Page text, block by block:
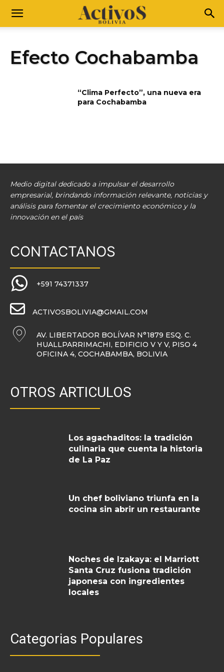
Efecto Cochabamba
“Clima Perfecto”, una nueva era
para Cochabamba
Medio digital dedicado a impulsar el desarrollo
empresarial, brindando información relevante, noticias y
análisis para fomentar el crecimiento económico y la
innovación en el país
CONTACTANOS
+591 74371337
ACTIVOSBOLIVIA@GMAIL.COM
AV. LIBERTADOR BOLÍVAR N°1879 ESQ. C.
HUALLPARRIMACHI, EDIFICIO V Y V, PISO 4
OFICINA 4, COCHABAMBA, BOLIVIA
OTROS ARTICULOS
Los agachaditos: la tradición
culinaria que cuenta la historia
de La Paz
Un chef boliviano triunfa en la
cocina sin abrir un restaurante
Noches de Izakaya: el Marriott
Santa Cruz fusiona tradición
japonesa con ingredientes
locales
Categorias Populares